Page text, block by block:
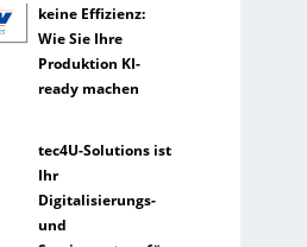
keine Effizienz:
Wie Sie Ihre
Produktion KI-
ready machen
tec4U-Solutions ist
Ihr
Digitalisierungs-
und